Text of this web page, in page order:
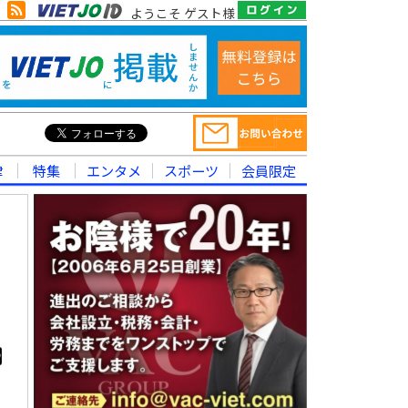
ようこそ ゲスト様
特集 エンタメ スポーツ 会員限定